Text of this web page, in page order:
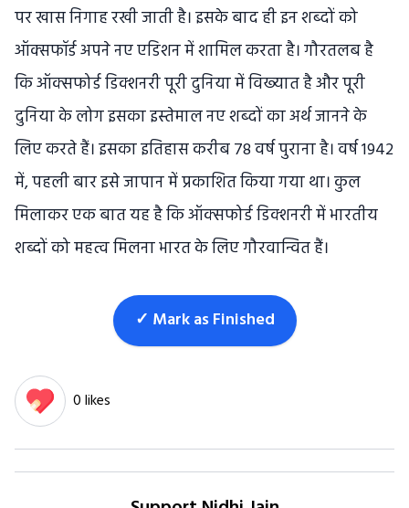
पर खास निगाह रखी जाती है। इसके बाद ही इन शब्‍दों को
ऑक्‍सफॉर्ड अपने नए एडिशन में शामिल करता है। गौरतलब है
कि ऑक्सफोर्ड डिक्शनरी पूरी दुनिया में विख्‍यात है और पूरी
दुनिया के लोग इसका इस्‍तेमाल नए शब्‍दों का अर्थ जानने के
लिए करते हैं। इसका इतिहास करीब 78 वर्ष पुराना है। वर्ष 1942
में, पहली बार इसे जापान में प्रकाशित किया गया था। कुल
मिलाकर एक बात यह है कि ऑक्सफोर्ड डिक्शनरी में भारतीय
शब्दों को महत्व मिलना भारत के लिए गौरवान्वित हैं।
✓ Mark as Finished
0 likes